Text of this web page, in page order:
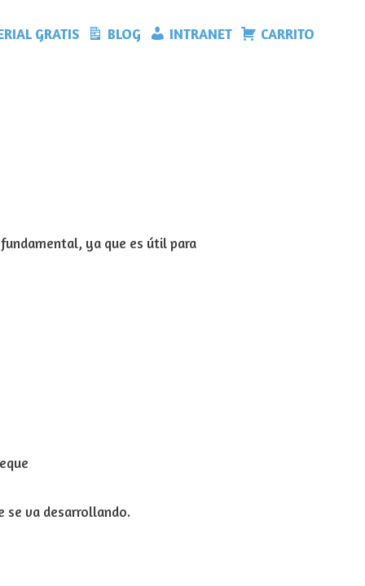
GRATIS BLOG INTRANET CARRITO
ya que es útil para
se va desarrollando.